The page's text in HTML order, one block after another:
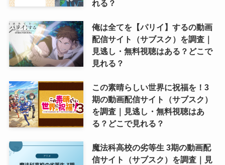
れる？
俺は全てを【パリイ】するの動画
配信サイト（サブスク）を調査｜
見逃し・無料視聴はある？どこで
見れる？
この素晴らしい世界に祝福を！3
期の動画配信サイト（サブスク）
を調査｜見逃し・無料視聴はあ
る？どこで見れる？
魔法科高校の劣等生 3期の動画配
信サイト（サブスク）を調査｜見